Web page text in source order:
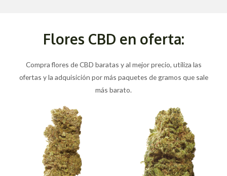
Flores CBD en oferta:
Compra flores de CBD baratas y al mejor precio, utiliza las
ofertas y la adquisición por más paquetes de gramos que sale
más barato.